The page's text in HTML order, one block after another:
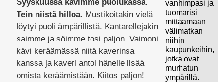
Syyskuussa kävimme puolukassa.
Tein niistä hilloa. Mustikoitakin vielä
löytyi puoli ämpärillistä. Kantarellejakin
saimme ja söimme tosi paljon. Vaimoni
kävi keräämässä niitä kaverinsa
kanssa ja kaveri antoi hänelle lisää
omista keräämistään. Kiitos paljon!
vanhimpasi ja
tuomarisi
mittaamaan
välimatkan
niihin
kaupunkeihin,
jotka ovat
murhatun
ympärillä.